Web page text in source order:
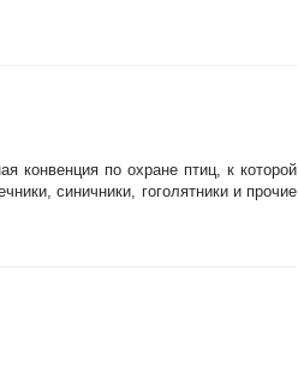
конвенция по охране птиц, к которой
синичники, гоголятники и прочие